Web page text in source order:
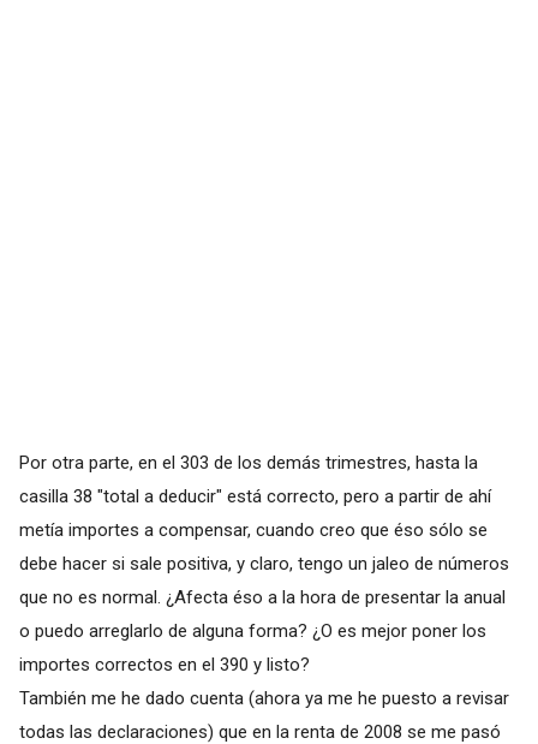
Por otra parte, en el 303 de los demás trimestres, hasta la
casilla 38 "total a deducir" está correcto, pero a partir de ahí
metía importes a compensar, cuando creo que éso sólo se
debe hacer si sale positiva, y claro, tengo un jaleo de números
que no es normal. ¿Afecta éso a la hora de presentar la anual
o puedo arreglarlo de alguna forma? ¿O es mejor poner los
importes correctos en el 390 y listo?
También me he dado cuenta (ahora ya me he puesto a revisar
todas las declaraciones) que en la renta de 2008 se me pasó